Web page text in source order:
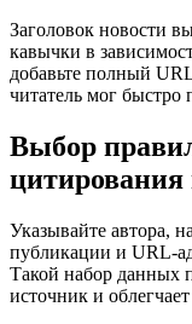
Заголовок новости
кавычки в
добавьте полный
читатель мог быстро
Выбор
цитирования
Указывайте автора,
публикации и URL-
Такой набор данных
источник и